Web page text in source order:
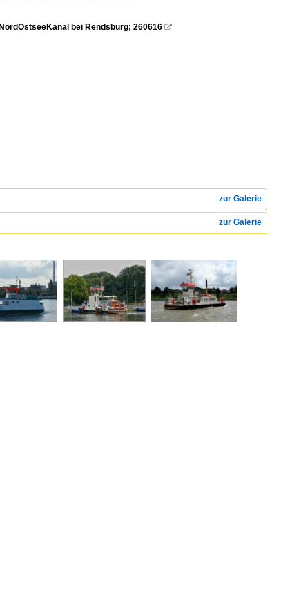
bei Rendsburg; 260616 
zur Galerie
zur Galerie